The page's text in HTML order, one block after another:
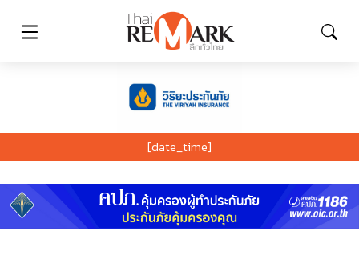
[date_time]